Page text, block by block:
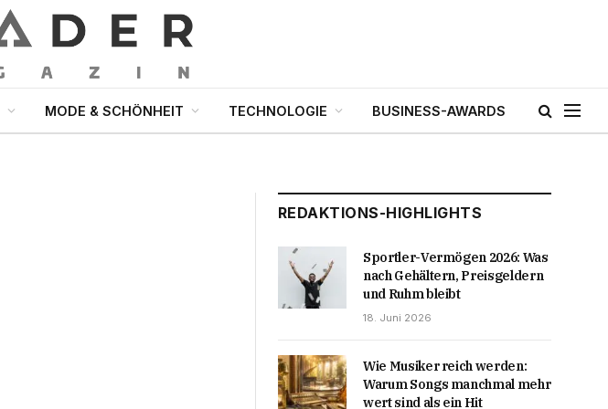
MODE & SCHÖNHEIT TECHNOLOGIE BUSINESS-AWARDS
REDAKTIONS-HIGHLIGHTS
Sportler-Vermögen 2026: Was
nach Gehältern, Preisgeldern
und Ruhm bleibt
18. Juni 2026
Wie Musiker reich werden:
Warum Songs manchmal mehr
wert sind als ein Hit